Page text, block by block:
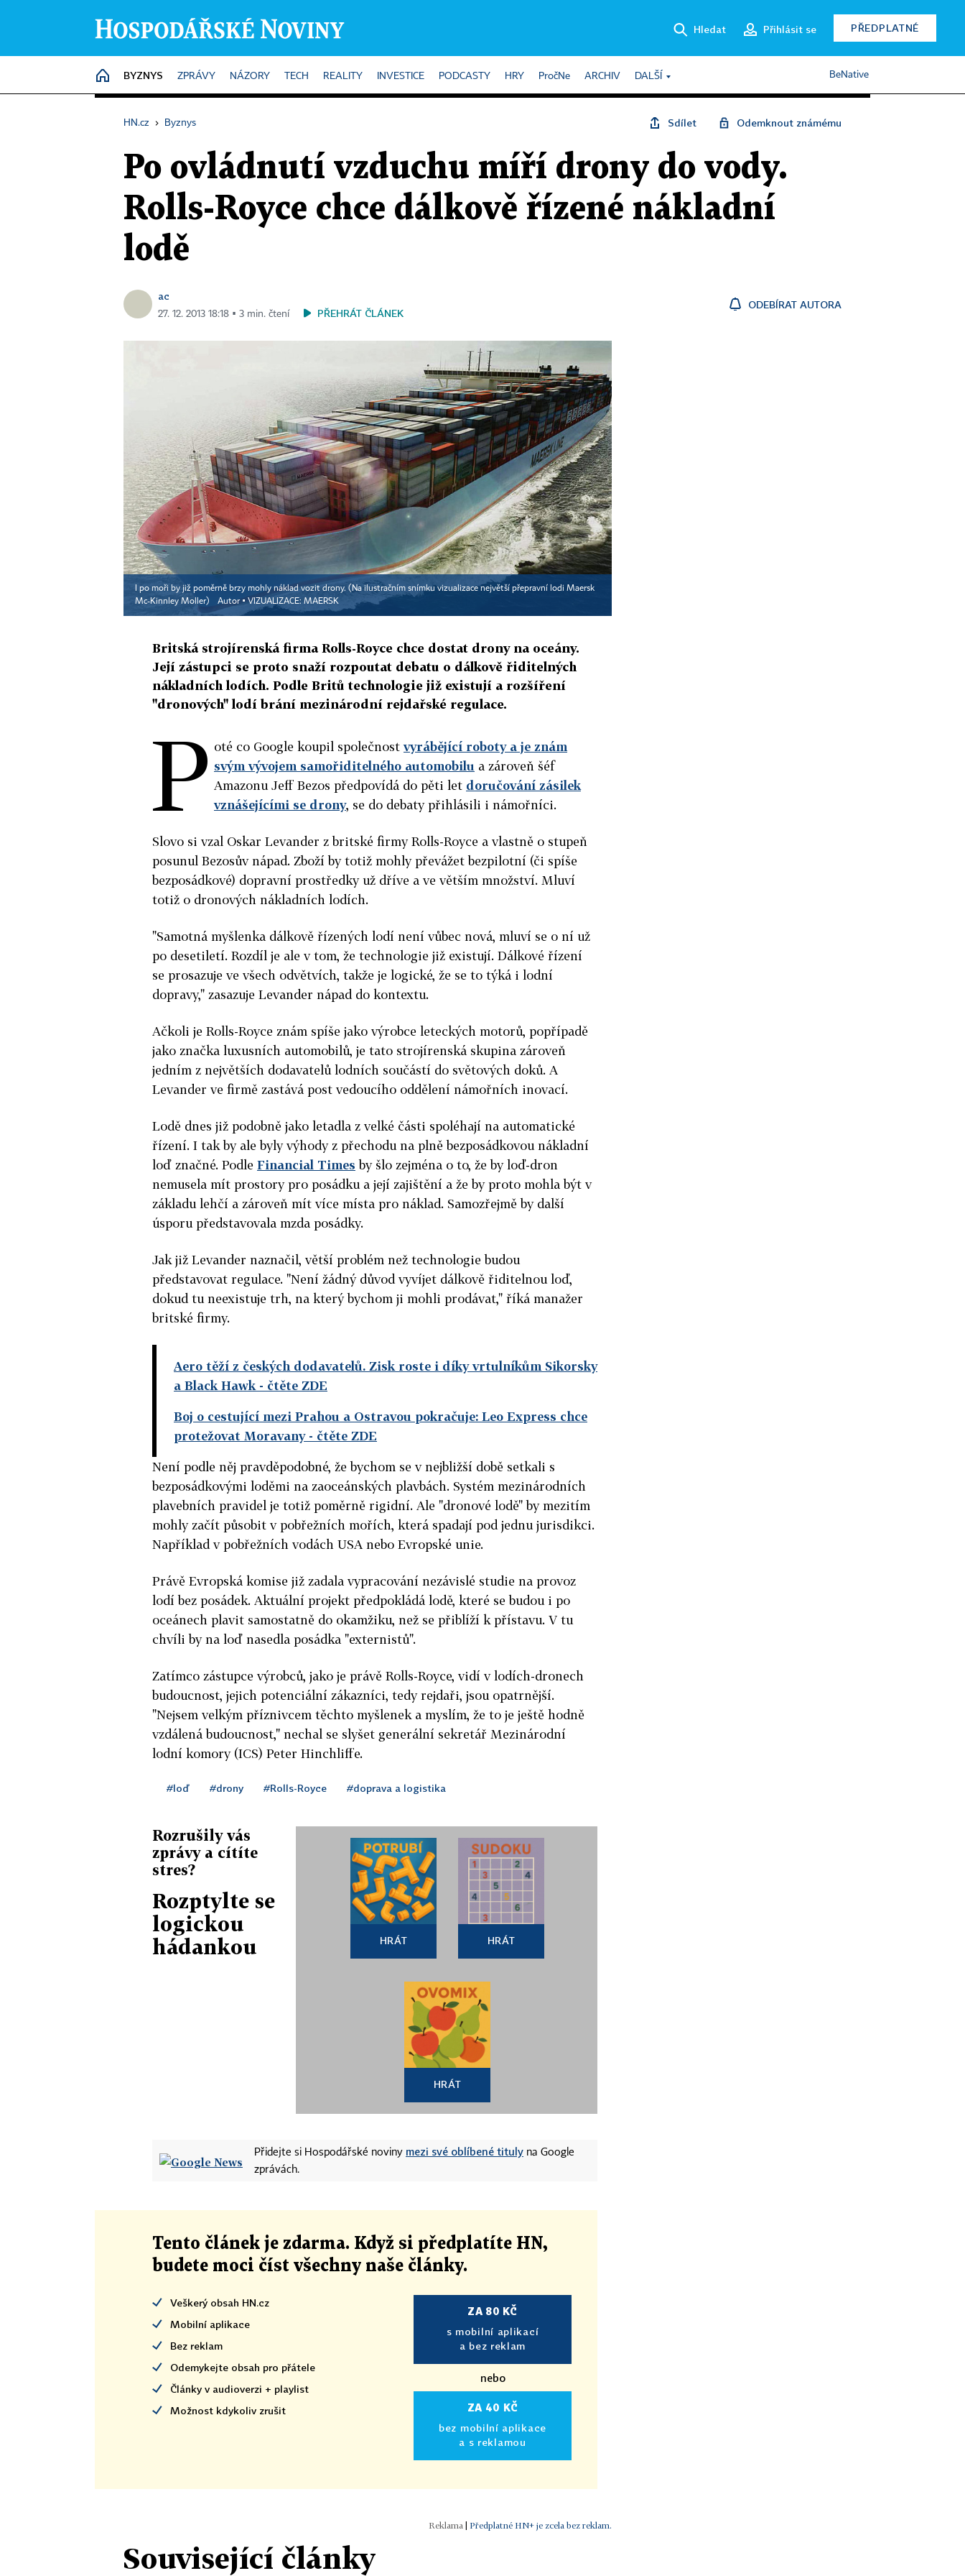
Hledat Přihlásit se PŘEDPLATNÉ
HOME
BYZNYS ZPRÁVY NÁZORY TECH REALITY INVESTICE PODCASTY HRY PročNe ARCHIV DALŠÍ BeNative
HN.cz › Byznys Sdílet Odemknout známému
Po ovládnutí vzduchu míří drony do vody.
Rolls-Royce chce dálkově řízené nákladní
lodě
ac
27. 12. 2013 18:18 ▪ 3 min. čtení PŘEHRÁT ČLÁNEK
ODEBÍRAT AUTORA
I po moři by již poměrně brzy mohly náklad vozit drony. (Na ilustračním snímku vizualizace největší přepravní lodi Maersk
Mc-Kinnley Moller)
Autor ▪ VIZUALIZACE: MAERSK
Britská strojírenská firma Rolls-Royce chce dostat drony na oceány.
Její zástupci se proto snaží rozpoutat debatu o dálkově řiditelných
nákladních lodích. Podle Britů technologie již existují a rozšíření
"dronových" lodí brání mezinárodní rejdařské regulace.
P oté co Google koupil společnostvyrábějící roboty a je znám
svým vývojem samořiditelného automobilu a zároveň šéf
Amazonu Jeff Bezos předpovídá do pěti let doručování zásilek
vznášejícími se drony, se do debaty přihlásili i námořníci.
Slovo si vzal Oskar Levander z britské firmy Rolls-Royce a vlastně o stupeň
posunul Bezosův nápad. Zboží by totiž mohly převážet bezpilotní (či spíše
bezposádkové) dopravní prostředky už dříve a ve větším množství. Mluví
totiž o dronových nákladních lodích.
"Samotná myšlenka dálkově řízených lodí není vůbec nová, mluví se o ní už
po desetiletí. Rozdíl je ale v tom, že technologie již existují. Dálkové řízení
se prosazuje ve všech odvětvích, takže je logické, že se to týká i lodní
dopravy," zasazuje Levander nápad do kontextu.
Ačkoli je Rolls-Royce znám spíše jako výrobce leteckých motorů, popřípadě
jako značka luxusních automobilů, je tato strojírenská skupina zároveň
jedním z největších dodavatelů lodních součástí do světových doků. A
Levander ve firmě zastává post vedoucího oddělení námořních inovací.
Lodě dnes již podobně jako letadla z velké části spoléhají na automatické
řízení. I tak by ale byly výhody z přechodu na plně bezposádkovou nákladní
loď značné. Podle Financial Times by šlo zejména o to, že by loď-dron
nemusela mít prostory pro posádku a její zajištění a že by proto mohla být v
základu lehčí a zároveň mít více místa pro náklad. Samozřejmě by další
úsporu představovala mzda posádky.
Jak již Levander naznačil, větší problém než technologie budou
představovat regulace. "Není žádný důvod vyvíjet dálkově řiditelnou loď,
dokud tu neexistuje trh, na který bychom ji mohli prodávat," říká manažer
britské firmy.
Aero těží z českých dodavatelů. Zisk roste i díky vrtulníkům Sikorsky
a Black Hawk - čtěte ZDE
Boj o cestující mezi Prahou a Ostravou pokračuje: Leo Express chce
protežovat Moravany - čtěte ZDE
Není podle něj pravděpodobné, že bychom se v nejbližší době setkali s
bezposádkovými loděmi na zaoceánských plavbách. Systém mezinárodních
plavebních pravidel je totiž poměrně rigidní. Ale "dronové lodě" by mezitím
mohly začít působit v pobřežních mořích, která spadají pod jednu jurisdikci.
Například v pobřežních vodách USA nebo Evropské unie.
Právě Evropská komise již zadala vypracování nezávislé studie na provoz
lodí bez posádek. Aktuální projekt předpokládá lodě, které se budou i po
oceánech plavit samostatně do okamžiku, než se přiblíží k přístavu. V tu
chvíli by na loď nasedla posádka "externistů".
Zatímco zástupce výrobců, jako je právě Rolls-Royce, vidí v lodích-dronech
budoucnost, jejich potenciální zákazníci, tedy rejdaři, jsou opatrnější.
"Nejsem velkým příznivcem těchto myšlenek a myslím, že to je ještě hodně
vzdálená budoucnost," nechal se slyšet generální sekretář Mezinárodní
lodní komory (ICS) Peter Hinchliffe.
#loď #drony #Rolls-Royce #doprava a logistika
Rozrušily vás
zprávy a cítíte
stres?
Rozptylte se
logickou
hádankou
HRÁT HRÁT
HRÁT
Přidejte si Hospodářské noviny mezi své oblíbené tituly na Google
zprávách.
Tento článek je zdarma. Když si předplatíte HN,
budete moci číst všechny naše články.
Veškerý obsah HN.cz
Mobilní aplikace
Bez reklam
Odemykejte obsah pro přátele
Články v audioverzi + playlist
Možnost kdykoliv zrušit
ZA 80 KČ
s mobilní aplikací
a bez reklam
nebo
ZA 40 KČ
bez mobilní aplikace
a s reklamou
| Předplatné HN+ je zcela bez reklam.
Související články